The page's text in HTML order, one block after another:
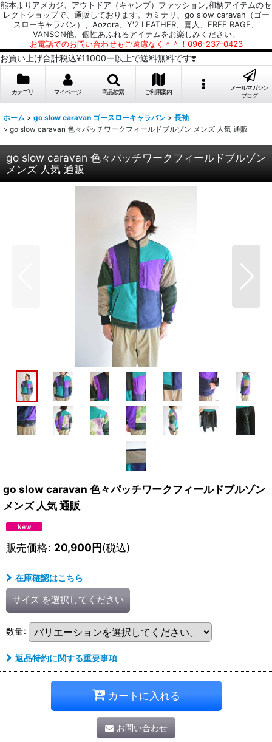
熊本よりアメカジ、アウトドア（キャンプ）ファッション,和柄アイテムのセ
レクトショップで、通販しております。カミナリ、go slow caravan（ゴー
スローキャラバン）、Aozora、Y'2 LEATHER、喜人、FREE RAGE、
VANSON他、個性あふれるアイテムをお楽しみください。
お電話でのお問い合わせもご遠慮なく＾＾！096-237-0423
お買い上げ合計税込¥11000ー以上で送料無料です❣️
カテゴリ マイページ 商品検索 ご利用案内
メールマガジン
ブログ
ホーム > go slow caravan ゴースローキャラバン > 長袖
> go slow caravan 色々パッチワークフィールドブルゾン メンズ 人気 通販
go slow caravan 色々パッチワークフィールドブルゾン
メンズ 人気 通販
go slow caravan 色々パッチワークフィールドブルゾン
メンズ 人気 通販
販売価格: 20,900円(税込)
在庫確認はこちら
サイズ を選択してください
数量:
返品特約に関する重要事項
カートに入れる
お問い合わせ